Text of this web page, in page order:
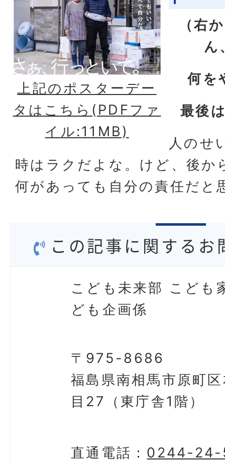
上記のポスターデー
タはこちら(PDFファ
イル:11MB)
（右
ん
何を
最後
人のせ
時はラクだよな。けど、後か
何があっても自分の責任だと
この記事に関するお
こども未来部 こども
ども企画係
〒975-8686
福島県南相馬市原町
目27（東庁舎1階）
直通電話： 0244-